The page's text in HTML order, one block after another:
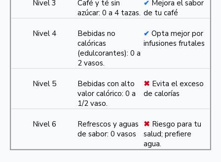
Nivel 3
Café y té sin
azúcar: 0 a 4 tazas.
✔ Mejora el sabor
de tu café
Nivel 4
Bebidas no
calóricas
(edulcorantes): 0 a
2 vasos.
✔ Opta mejor por
infusiones frutales
Nivel 5
Bebidas con alto
valor calórico: 0 a
1/2 vaso.
✖ Evita el exceso
de calorías
Nivel 6
Refrescos y aguas
de sabor: 0 vasos
✖ Riesgo para tu
salud; prefiere
agua.